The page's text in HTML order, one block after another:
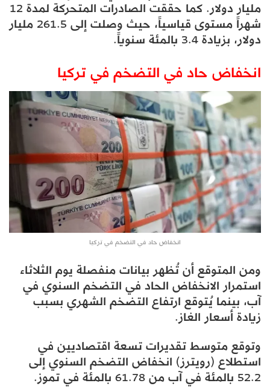
مليار دولار. كما حققت الصادرات المتحركة لمدة 12
شهراً مستوى قياسياً، حيث وصلت إلى 261.5 مليار
دولار، بزيادة 3.4 بالمئة سنوياً.
انخفاض حاد في التضخم في تركيا
انخفاض حاد في التضخم في تركيا
ومن المتوقع أن تُظهر بيانات منفصلة يوم الثلاثاء
استمرار الانخفاض الحاد في التضخم السنوي في
آب، بينما يُتوقع ارتفاع التضخم الشهري بسبب
زيادة أسعار الغاز.
وتوقع متوسط تقديرات تسعة اقتصاديين في
استطلاع (رويترز) انخفاض التضخم السنوي إلى
52.2 بالمئة في آب من 61.78 بالمئة في تموز.